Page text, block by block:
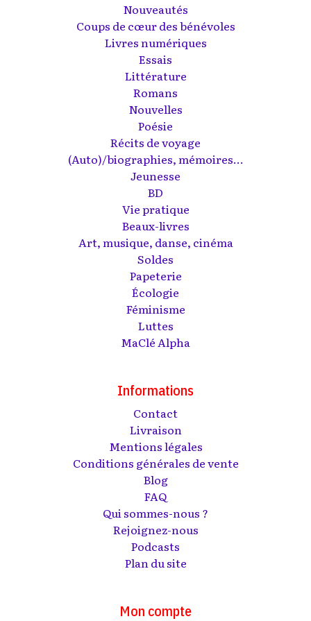
Nouveautés
Coups de cœur des bénévoles
Livres numériques
Essais
Littérature
Romans
Nouvelles
Poésie
Récits de voyage
(Auto)/biographies, mémoires...
Jeunesse
BD
Vie pratique
Beaux-livres
Art, musique, danse, cinéma
Soldes
Papeterie
Écologie
Féminisme
Luttes
MaClé Alpha
Informations
Contact
Livraison
Mentions légales
Conditions générales de vente
Blog
FAQ
Qui sommes-nous ?
Rejoignez-nous
Podcasts
Plan du site
Mon compte